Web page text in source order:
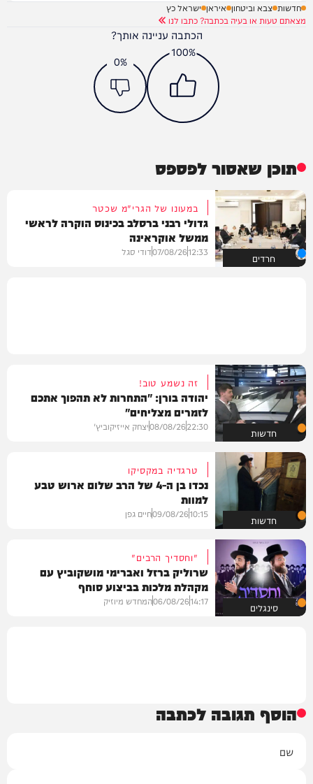
חדשות צבא וביטחון איראן ישראל כץ
מצאתם טעות או בעיה בכתבה? כתבו לנו
הכתבה עניינה אותך?
100%
0%
תוכן שאסור לפספס
חרדים
במעונו של הגרי"מ שכטר
גדולי רבני ברסלב בכינוס הוקרה לראשי
ממשל אוקראינה
12:33
07/08/26דודי סגל
חדשות
זה נשמע טוב!
יהודה בורן: "התחרות לא תהפוך אתכם
לזמרים מצליחים"
22:30
08/08/26יצחק אייזיקוביץ'
חדשות
טרגדיה במקסיקו
נכדו בן ה-4 של הרב שלום ארוש טבע
למוות
10:15
09/08/26חיים גפן
סינגלים
"וחסדיך הרבים"
שרוליק ברזל ואברימי מושקוביץ עם
מקהלת מלכות בביצוע סוחף
14:17
06/08/26המחדש מיוזיק
הוסף תגובה לכתבה